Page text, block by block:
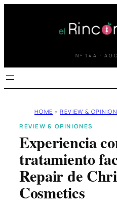
Nº 144 ·
HOME » REVIEW &
REVIEW & OPINIONES
Experiencia
tratamiento
Repair de
Cosmetics